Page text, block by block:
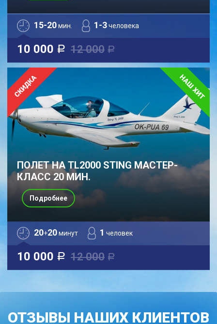
15-20мин. 1-3человека
10 000 a 12 000 a
ПОЛЕТ НА TL2000 STING МАСТЕР-
КЛАСС 20 МИН.
20+20минут 1 человек
10 000 a 12 000 a
Подробнее
ОТЗЫВЫ НАШИХ КЛИЕНТОВ